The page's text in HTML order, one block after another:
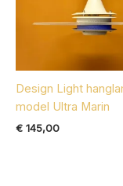
Design Light
model Ultra Marin
€ 145,00